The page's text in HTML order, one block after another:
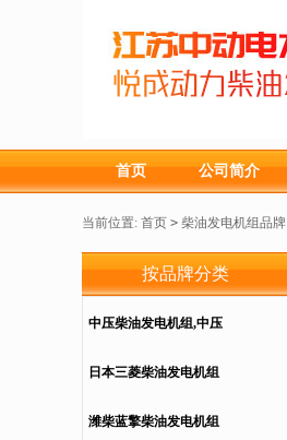
首页 公司简介
当前位置: 首页 > 柴油发电机组品牌
按品牌分类
中压柴油发电机组,中压
发电机,中压发电机...
日本三菱柴油发电机组
潍柴蓝擎柴油发电机组